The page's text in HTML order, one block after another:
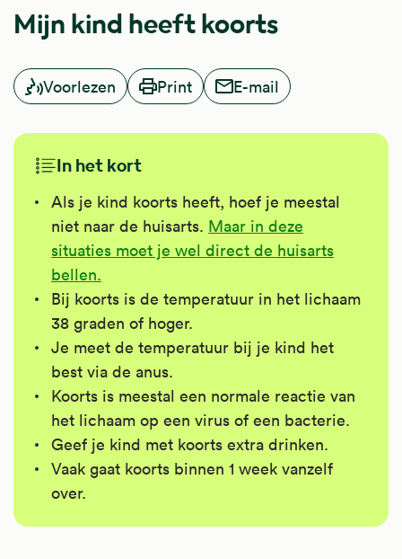
Mijn kind heeft koorts
Voorlezen Print E-mail
In het kort
Als je kind koorts heeft, hoef je meestal
niet naar de huisarts. Maar in deze
situaties moet je wel direct de huisarts
bellen.
Bij koorts is de temperatuur in het lichaam
38 graden of hoger.
Je meet de temperatuur bij je kind het
best via de anus.
Koorts is meestal een normale reactie van
het lichaam op een virus of een bacterie.
Geef je kind met koorts extra drinken.
Vaak gaat koorts binnen 1 week vanzelf
over.